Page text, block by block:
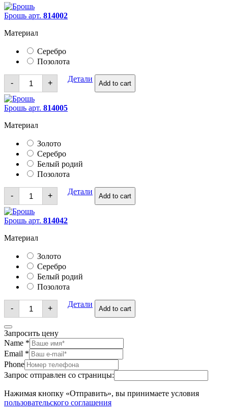
Брошь арт. 814002
Материал
Серебро
Позолота
-
Брошь
quantity
+ Детали
Add to cart
Брошь арт. 814005
Материал
Золото
Серебро
Белый родий
Позолота
-
Брошь
quantity
+ Детали
Add to cart
Брошь арт. 814042
Материал
Золото
Серебро
Белый родий
Позолота
-
Брошь
quantity
+ Детали
Add to cart
Запросить цену
Name *
Email *
Phone
Запрос отправлен со страницы:
Нажимая кнопку «Отправить», вы принимаете условия
пользовательского соглашения